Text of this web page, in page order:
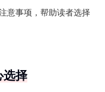
意事项，帮助读者选择
选择